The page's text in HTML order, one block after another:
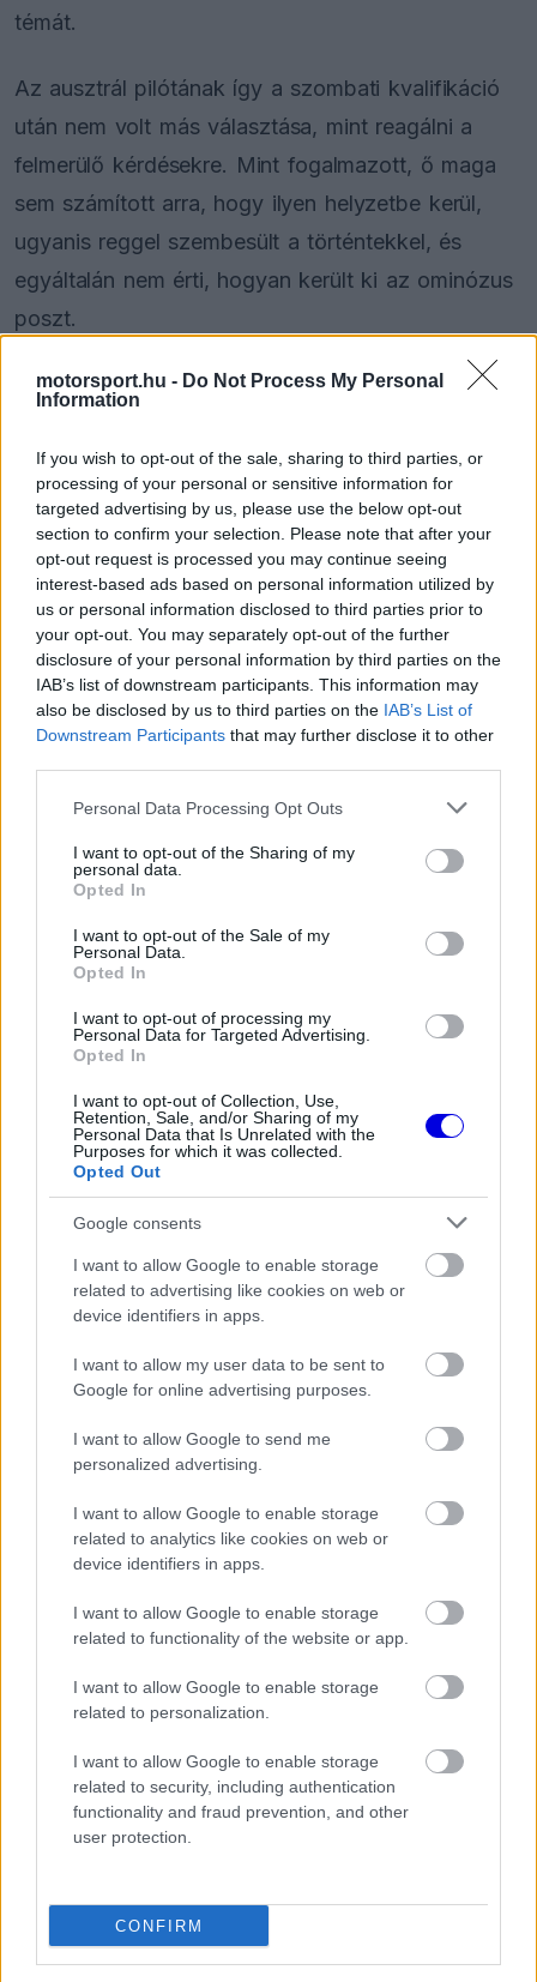
motorsport.hu - Do Not Process My Personal
Information
If you wish to opt-out of the sale, sharing to third parties, or
processing of your personal or sensitive information for
targeted advertising by us, please use the below opt-out
section to confirm your selection. Please note that after your
opt-out request is processed you may continue seeing
interest-based ads based on personal information utilized by
us or personal information disclosed to third parties prior to
your opt-out. You may separately opt-out of the further
disclosure of your personal information by third parties on the
IAB’s list of downstream participants. This information may
also be disclosed by us to third parties on the IAB’s List of
Downstream Participants that may further disclose it to other
Please note that this website/app uses one or more Google
not limited to your visit or usage behaviour. You may click to
grant or deny consent to Google and its third-party tags to
use your data for below specified purposes in below Google
consent section.
Personal Data Processing Opt Outs
I want to opt-out of the Sharing of my
personal data.
Opted In
I want to opt-out of the Sale of my
Personal Data.
Opted In
I want to opt-out of processing my
Personal Data for Targeted Advertising.
Opted In
I want to opt-out of Collection, Use,
Retention, Sale, and/or Sharing of my
Personal Data that Is Unrelated with the
Purposes for which it was collected.
Opted Out
Google consents
I want to allow Google to enable storage
related to advertising like cookies on web or
device identifiers in apps.
I want to allow my user data to be sent to
Google for online advertising purposes.
I want to allow Google to send me
personalized advertising.
I want to allow Google to enable storage
related to analytics like cookies on web or
device identifiers in apps.
I want to allow Google to enable storage
related to functionality of the website or app.
I want to allow Google to enable storage
related to personalization.
I want to allow Google to enable storage
related to security, including authentication
functionality and fraud prevention, and other
user protection.
CONFIRM
témát.
Az ausztrál pilótának így a szombati kvalifikáció
után nem volt más választása, mint reagálni a
felmerülő kérdésekre. Mint fogalmazott, ő maga
sem számított arra, hogy ilyen helyzetbe kerül,
ugyanis reggel szembesült a történtekkel, és
egyáltalán nem érti, hogyan került ki az ominózus
poszt.
Player
is
loading.
is
a
modal
window.
is not supported.
„Nem is tudom igazán, mi történt. Ma reggel
vettem észre, és tényleg fogalmam sincs. Lehet,
magamat, és nem is tudtam róla, mi ment ki,
szóval tényleg nem tudom.”
EZEKET IS AJÁNLJUK
FORMA-1
Radikális megoldással előzte meg a
riválisokat az Aston Martin
Christian Horner érkezéséről
FORMA-1
Hamilton a Ferrarinál
Piastri nem akarta tovább gerjeszteni a vitát, és
kedélyeket, ugyanis hangsúlyozta, hogy
semmilyen szándékosság nem volt a bejegyzés
megosztása mögött. Megjegyezte, hogy a
mezőny tagjainál nem ritka, hogy a közösségi
média kezelése csapatokon belüli stábhoz kerül,
így az sem kizárt, hogy technikai hiba, illetve egy
elrontott érintés eredményezte az egész ügyet.
A McLarenhez kapcsolódó részrehajlás
hajrájára Norris jelentős lendületbe került, Piastri
pedig nehéz sorozatot él át, ugyanis hetek óta